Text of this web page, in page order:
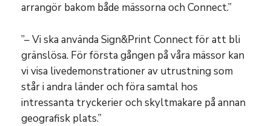
arrangör bakom både mässorna och Connect.”
”– Vi ska använda Sign&Print Connect för att bli
gränslösa. För första gången på våra mässor kan
vi visa livedemonstrationer av utrustning som
står i andra länder och föra samtal hos
intressanta tryckerier och skyltmakare på annan
geografisk plats.”